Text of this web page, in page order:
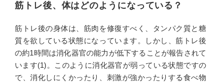
筋トレ後、体はどのようになっている？
筋トレ後の身体は、筋肉を修復すべく、タンパク質と糖
質を欲している状態になっています。しかし、筋トレ後
の約1時間は消化器官の能力が低下することが報告されて
います(1)。このように消化器官が弱っている状態ですの
で、消化しにくかったり、刺激が強かったりする食べ物